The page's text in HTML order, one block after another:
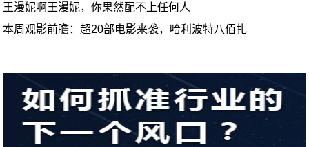
王漫妮啊王漫妮，你果然配不上任何人
本周观影前瞻：超20部电影来袭，哈利波特八佰扎